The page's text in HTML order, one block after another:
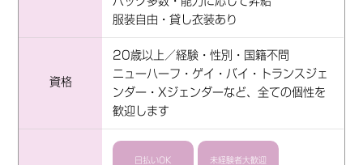
服装自由・貸し衣装あり
資格
20歳以上／経験・性別・国籍不問
ニューハーフ・ゲイ・バイ・トランスジェ
ンダー・Xジェンダーなど、全ての個性を
歓迎します
日払いOK 未経験者大歓迎